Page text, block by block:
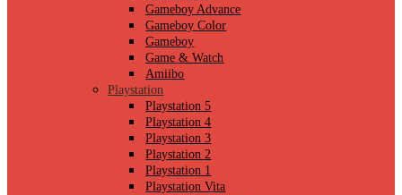
Gameboy Advance
Gameboy Color
Gameboy
Game & Watch
Amiibo
Playstation
Playstation 5
Playstation 4
Playstation 3
Playstation 2
Playstation 1
Playstation Vita